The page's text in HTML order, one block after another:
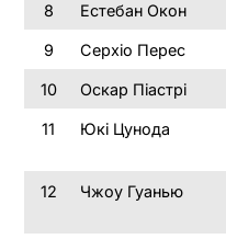
8 Естебан Окон
9 Серхіо Перес
10 Оскар Піастрі
11 Юкі Цунода
12 Чжоу Гуанью